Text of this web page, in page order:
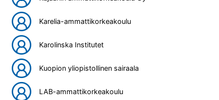
Karelia-ammattikorkeakoulu
Karolinska Institutet
Kuopion yliopistollinen sairaala
LAB-ammattikorkeakoulu